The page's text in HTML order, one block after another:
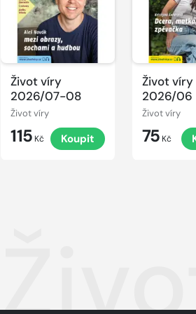
Život víry
2026/07-08
Život víry
115 Kč Koupit
Život víry
2026/06
Život víry
75 Kč